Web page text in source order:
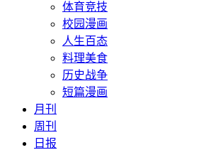
体育竞技
校园漫画
人生百态
料理美食
历史战争
短篇漫画
月刊
周刊
日报